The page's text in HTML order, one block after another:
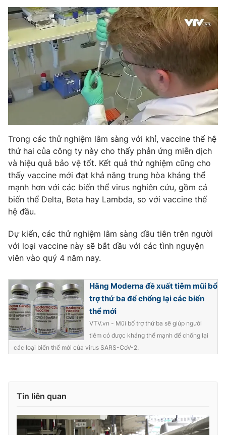
Hậu trường
Nhân vật
Khán giả
Giải sao mai
Điện ảnh
Âm nhạc
Sao
Đời sống
Du lịch
Làm đẹp
Chất lượng cuộc sống
Giáo dục
Tuyển sinh
Học trực tuyến
Công nghệ
Hitech Công nghệ tương lai
Sản phẩm
Thị trường
Tư vấn
Giao lưu trực tuyến
Lịch phát sóng
Chuyên mục khác
Emagazine Podcast
Video
VTV Money VTV Thể thao
VTV Sức khoẻ Bất động sản
Thị trường 24h Tấm lòng Việt
VTV9
Liên hệ tòa soạn English
Trong các thử nghiệm lâm sàng với khỉ, vaccine thế hệ
thứ hai của công ty này cho thấy phản ứng miễn dịch
và hiệu quả bảo vệ tốt. Kết quả thử nghiệm cũng cho
thấy vaccine mới đạt khả năng trung hòa kháng thể
mạnh hơn với các biến thể virus nghiên cứu, gồm cả
biến thể Delta, Beta hay Lambda, so với vaccine thế
hệ đầu.
Dự kiến, các thử nghiệm lâm sàng đầu tiên trên người
với loại vaccine này sẽ bắt đầu với các tình nguyện
viên vào quý 4 năm nay.
Hãng Moderna đề xuất tiêm mũi bổ
trợ thứ ba để chống lại các biến
thể mới
VTV.vn - Mũi bổ trợ thứ ba sẽ giúp người
tiêm có được kháng thể mạnh để chống lại
các loại biến thể mới của virus SARS-CoV-2.
Tin liên quan